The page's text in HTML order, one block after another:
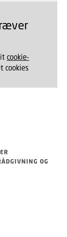
cookie-
cookies
OG